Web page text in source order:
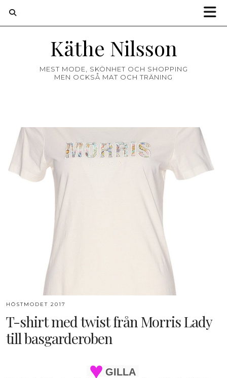
Käthe Nilsson
MEST MODE, SKÖNHET OCH SHOPPING
MEN OCKSÅ MAT OCH TRÄNING
HÖSTMODET 2017
T-shirt med twist från Morris Lady
till basgarderoben
GILLA